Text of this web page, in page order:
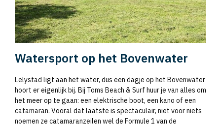
Watersport op het Bovenwater
Lelystad ligt aan het water, dus een dagje op het Bovenwater
hoort er eigenlijk bij. Bij Toms Beach & Surf huur je van alles om
het meer op te gaan: een elektrische boot, een kano of een
catamaran. Vooral dat laatste is spectaculair, niet voor niets
noemen ze catamaranzeilen wel de Formule 1 van de